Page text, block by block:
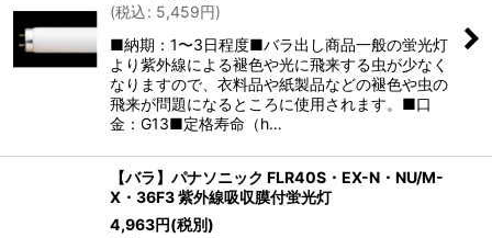
(税込: 5,459円)
■納期：1〜3日程度■バラ出し商品一般の蛍光灯
より紫外線による褪色や光に飛来する虫が少なく
なりますので、衣料品や紙製品などの褪色や虫の
飛来が問題になるところに使用されます。■口
金：G13■定格寿命（h…
【バラ】パナソニック FLR40S・EX-N・NU/M-
X・36F3 紫外線吸収膜付蛍光灯
4,963円(税別)